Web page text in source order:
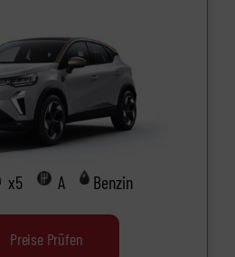
x5 A Benzin
Preise Prüfen